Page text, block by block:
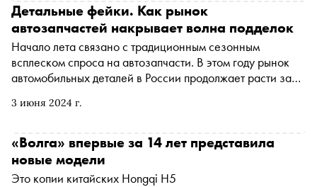
3 июня 2024 г.
Детальные фейки. Как рынок
автозапчастей накрывает волна подделок
Начало лета связано с традиционным сезонным
всплеском спроса на автозапчасти. В этом году рынок
автомобильных деталей в России продолжает расти за
года он сумел справиться с дефицитом и разгоном цен,
наплыв подделок и контрафакта
«Волга» впервые за 14 лет представила
новые модели
Это копии китайских Hongqi H5